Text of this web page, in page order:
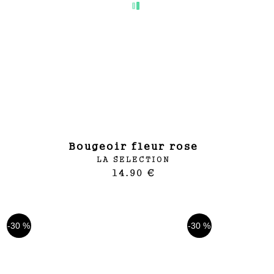
bougeoir fleur rose
LA SELECTION
14.90 €
-30 % -30 %